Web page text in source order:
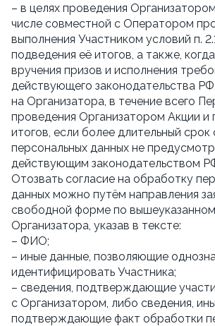
– в целях проведения
числе совместной с Оператором
выполнения Участником условий п.
подведения её итогов, а также,
вручения призов и исполнения
действующего законодательства
на Организатора, в течение всего
проведения Организатором Акции и
итогов, если более длительный
персональных данных не
действующим законодательством
Отозвать согласие на обработку
данных можно путём направления
свободной форме по
Организатора, указав в тексте:
– ФИО;
– иные данные, позволяющие
идентифицировать Участника;
– сведения, подтверждающие
с Организатором, либо сведения,
подтверждающие факт обработки